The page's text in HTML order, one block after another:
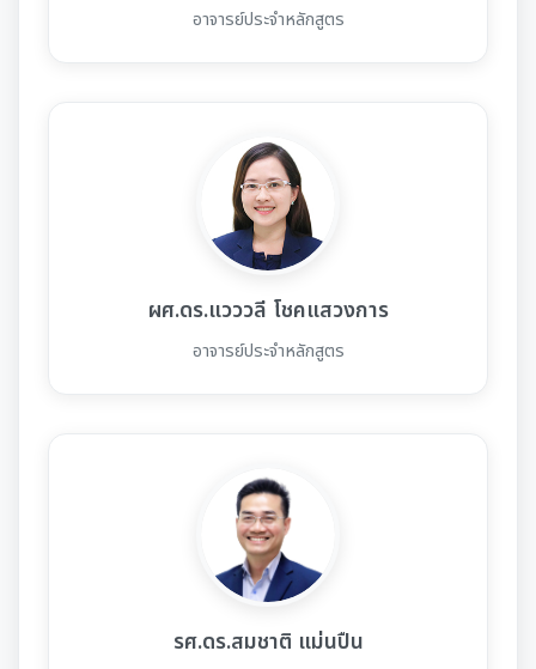
อาจารย์ประจำหลักสูตร
ผศ.ดร.แวววลี โชคแสวงการ
อาจารย์ประจำหลักสูตร
รศ.ดร.สมชาติ แม่นปืน